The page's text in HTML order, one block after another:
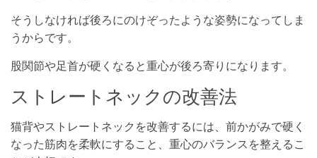
そうしなければ後ろにのけぞったような姿勢になってしま
うからです。
股関節や足首が硬くなると重心が後ろ寄りになります。
ストレートネックの改善法
猫背やストレートネックを改善するには、前かがみで硬く
なった筋肉を柔軟にすること、重心のバランスを整えるこ